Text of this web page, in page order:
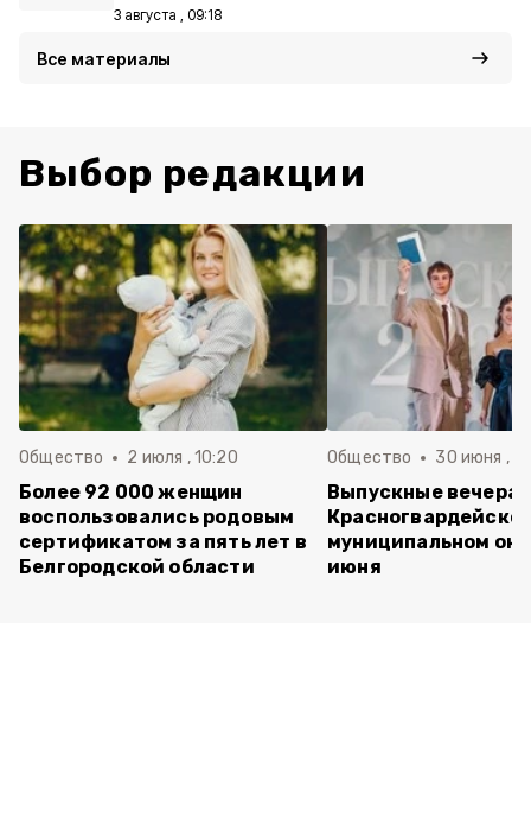
3 августа , 09:18
Все материалы
Выбор редакции
Общество 2 июля , 10:20
Более 92 000 женщин
воспользовались родовым
сертификатом за пять лет в
Белгородской области
Общество 30 июня ,
Выпускные вечера
муниципальном
июня